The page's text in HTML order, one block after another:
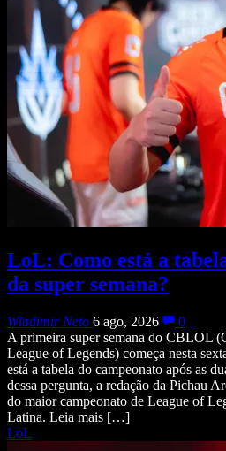
LoL: Como está a
da super semana?
Wladimir Neto 6 ago, 2026
0
A primeira super semana do CBLOL
League of Legends) começa nesta
está a tabela do campeonato após as
dessa pergunta, a redação da Pichau
do maior campeonato de League of
Latina. Leia mais […]
LoL